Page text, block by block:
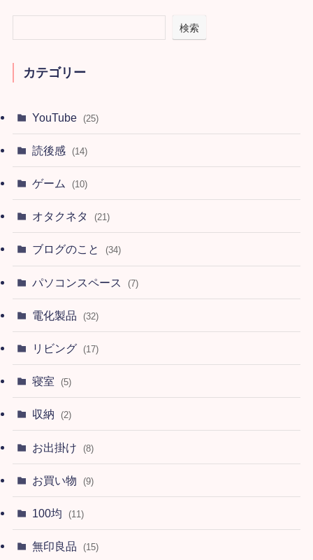
検索
カテゴリー
YouTube (25)
読後感 (14)
ゲーム (10)
オタクネタ (21)
ブログのこと (34)
パソコンスペース (7)
電化製品 (32)
リビング (17)
寝室 (5)
収納 (2)
お出掛け (8)
お買い物 (9)
100均 (11)
無印良品 (15)